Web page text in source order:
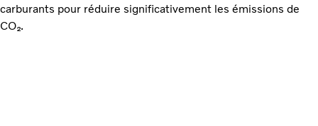
carburants pour réduire significativement les émissions de
CO₂.